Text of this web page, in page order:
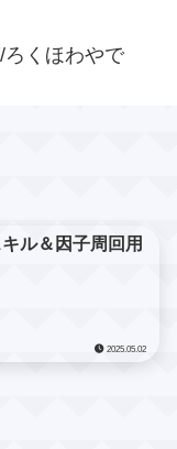
くほわやで
ル＆因子周回用
2025.05.02